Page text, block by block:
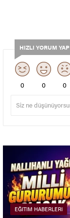
HIZLI YORUM YAP
0 0 0
EĞITIM HABERLERI